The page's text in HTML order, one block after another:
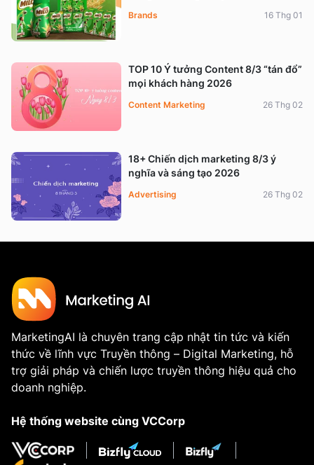
Brands 16 Thg 01
TOP 10 Ý tưởng Content 8/3 “tán đổ”
mọi khách hàng 2026
Content Marketing 26 Thg 02
18+ Chiến dịch marketing 8/3 ý
nghĩa và sáng tạo 2026
Advertising 26 Thg 02
MarketingAI là chuyên trang cập nhật tin tức và kiến
thức về lĩnh vực Truyền thông – Digital Marketing, hỗ
trợ giải pháp và chiến lược truyền thông hiệu quả cho
doanh nghiệp.
Hệ thống website cùng VCCorp